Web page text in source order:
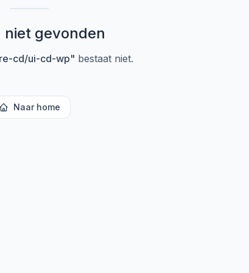
niet gevonden
cd/ui-cd-wp" bestaat niet.
Naar home